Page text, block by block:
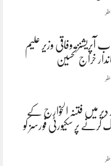
آپریشنز، وفاقی وزیر علیم
خراج تحسین
دیر میں فتنہ الخوارج کے
پر سکیورٹی فورسز کو